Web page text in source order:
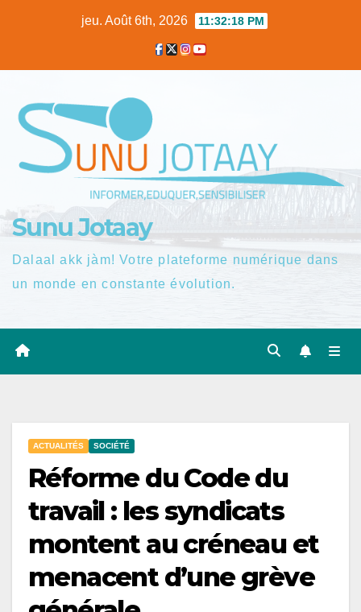
jeu. Août 6th, 2026 11:32:19 PM
Sunu Jotaay
Dalaal akk jàm! Votre plateforme numérique dans
un monde en constante évolution.
ACTUALITÉS SOCIÉTÉ
Réforme du Code du
travail : les syndicats
montent au créneau et
menacent d’une grève